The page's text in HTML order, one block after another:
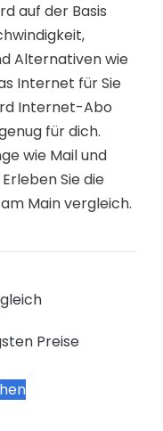
auf der Basis
Alternativen wie
Internet für Sie
Internet-Abo
für dich.
wie Mail und
Sie die
Main vergleich.
Preise